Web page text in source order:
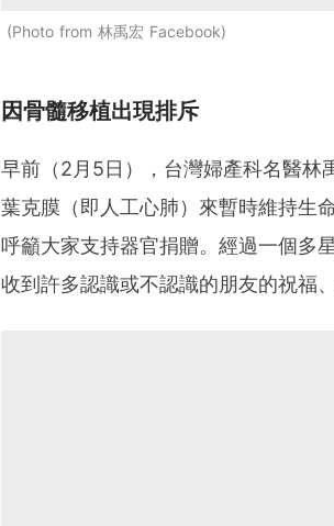
Photo from 林禹宏 Facebook
因骨髓移植出現排斥
早前（2月5日），台灣婦產科名醫林
葉克膜（即人工心肺）來暫時維持生
呼籲大家支持器官捐贈。經過一個多
收到許多認識或不認識的朋友的祝福